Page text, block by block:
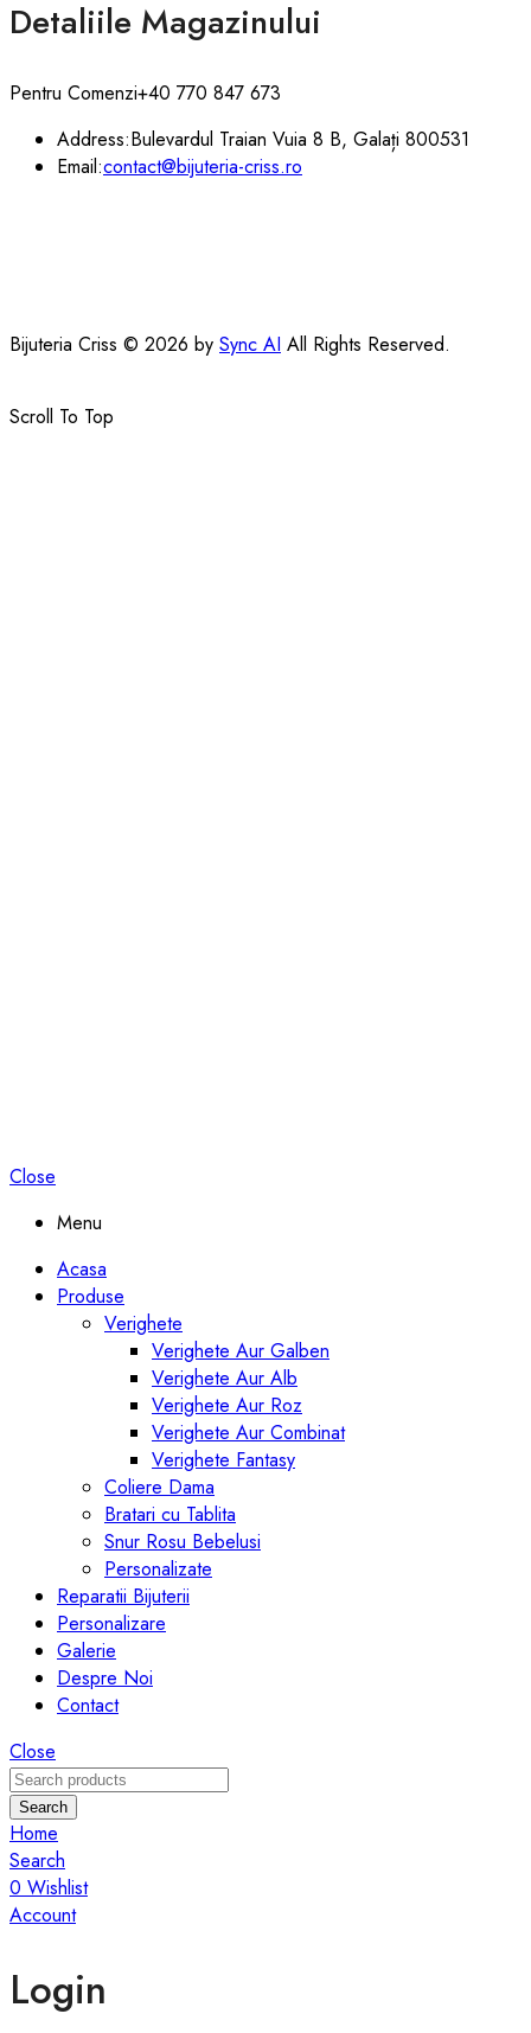
Detaliile Magazinului
Pentru Comenzi+40 770 847 673
Address:Bulevardul Traian Vuia 8 B, Galați 800531
Email:contact@bijuteria-criss.ro
Bijuteria Criss © 2026 by Sync AI All Rights Reserved.
Scroll To Top
Close
Menu
Acasa
Produse
Verighete
Verighete Aur Galben
Verighete Aur Alb
Verighete Aur Roz
Verighete Aur Combinat
Verighete Fantasy
Coliere Dama
Bratari cu Tablita
Snur Rosu Bebelusi
Personalizate
Reparatii Bijuterii
Personalizare
Galerie
Despre Noi
Contact
Close
Search
Home
Search
0 Wishlist
Account
Login